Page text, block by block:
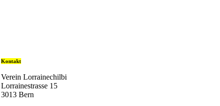
Kontakt
Verein Lorrainechilbi
Lorrainestrasse 15
3013 Bern